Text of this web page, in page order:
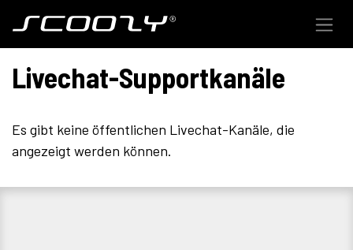
Livechat-Supportkanäle
Es gibt keine öffentlichen Livechat-Kanäle, die
angezeigt werden können.